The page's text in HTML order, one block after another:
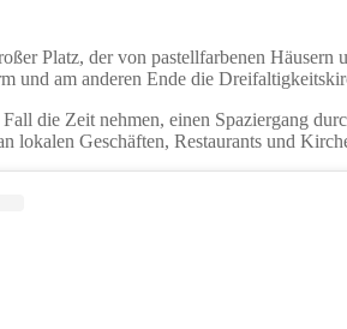
Platz, der von pastellfarbenen
und am anderen Ende die
die Zeit nehmen, einen Spaziergang
lokalen Geschäften, Restaurants und